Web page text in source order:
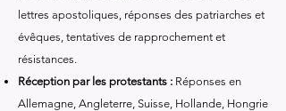
lettres apostoliques, réponses des patriarches et
évêques, tentatives de rapprochement et
résistances.
Réception par les protestants : Réponses en
Allemagne, Angleterre, Suisse, Hollande, Hongrie